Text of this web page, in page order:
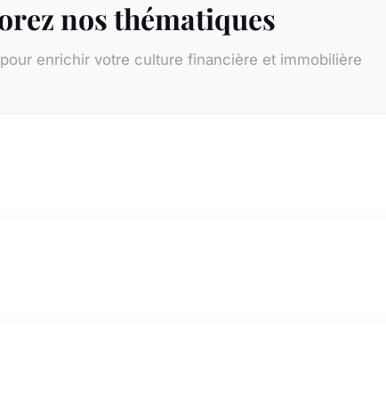
nos thématiques
enrichir votre culture financière et immobilière